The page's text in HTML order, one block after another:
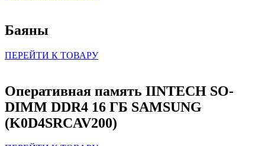
Баяны
ПЕРЕЙТИ К ТОВАРУ
Оперативная память IINTECH SO-
DIMM DDR4 16 ГБ SAMSUNG
(K0D4SRCAV200)